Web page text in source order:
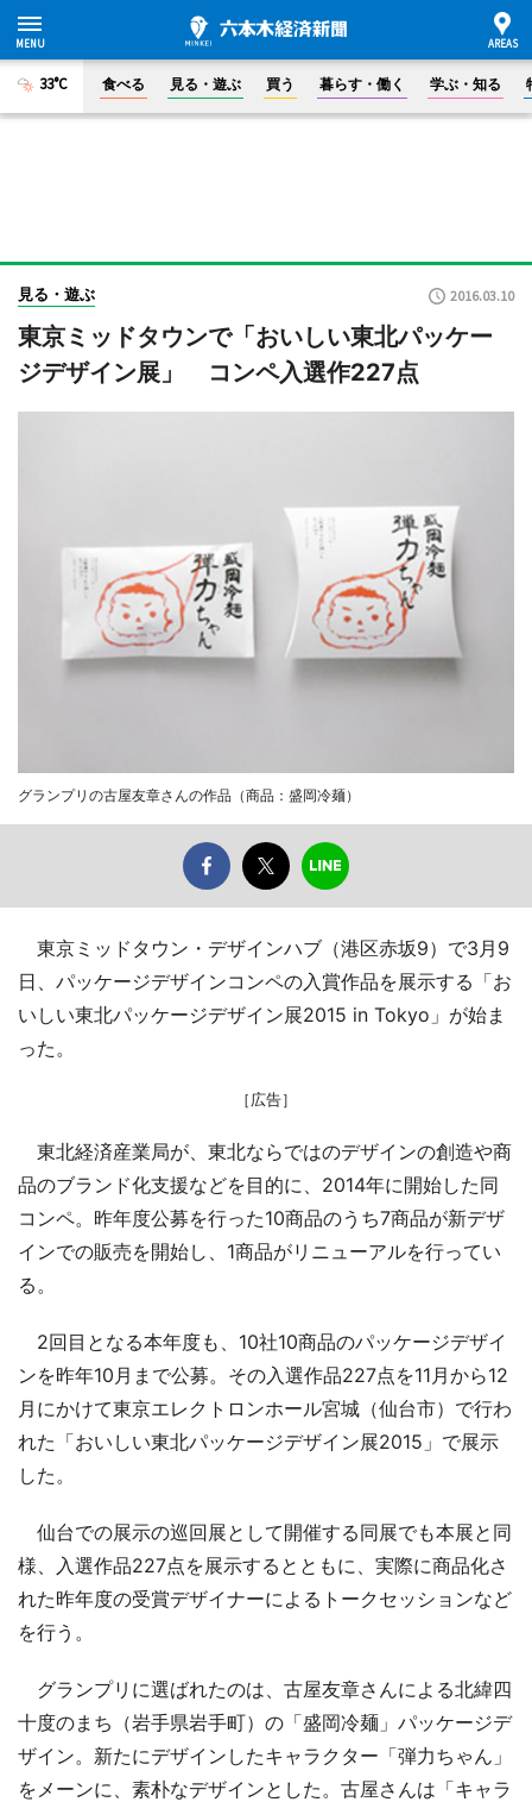
33°C 食べる 見る・遊ぶ 買う 暮らす・働く 学ぶ・知る
見る・遊ぶ 2016.03.10
東京ミッドタウンで「おいしい東北パッケー
ジデザイン展」 コンペ入選作227点
グランプリの古屋友章さんの作品（商品：盛岡冷麺）
東京ミッドタウン・デザインハブ（港区赤坂9）で3月9
日、パッケージデザインコンペの入賞作品を展示する「お
いしい東北パッケージデザイン展2015 in Tokyo」が始ま
った。
［広告］
東北経済産業局が、東北ならではのデザインの創造や商
品のブランド化支援などを目的に、2014年に開始した同
コンペ。昨年度公募を行った10商品のうち7商品が新デザ
インでの販売を開始し、1商品がリニューアルを行ってい
る。
2回目となる本年度も、10社10商品のパッケージデザイ
ンを昨年10月まで公募。その入選作品227点を11月から12
月にかけて東京エレクトロンホール宮城（仙台市）で行わ
れた「おいしい東北パッケージデザイン展2015」で展示
した。
仙台での展示の巡回展として開催する同展でも本展と同
様、入選作品227点を展示するとともに、実際に商品化さ
れた昨年度の受賞デザイナーによるトークセッションなど
を行う。
グランプリに選ばれたのは、古屋友章さんによる北緯四
十度のまち（岩手県岩手町）の「盛岡冷麺」パッケージデ
ザイン。新たにデザインしたキャラクター「弾力ちゃん」
をメーンに、素朴なデザインとした。古屋さんは「キャラ